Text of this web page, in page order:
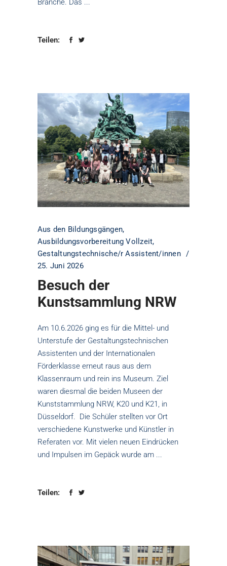
Branche. Das
Teilen:
Aus den Bildungsgängen,
Ausbildungsvorbereitung Vollzeit,
Gestaltungstechnische/r Assistent/innen
25. Juni 2026
Besuch der
Kunstsammlung NRW
Am 10.6.2026 ging es für die Mittel- und
Unterstufe der Gestaltungstechnischen
Assistenten und der Internationalen
Förderklasse erneut raus aus dem
Klassenraum und rein ins Museum. Ziel
waren diesmal die beiden Museen der
Kunststammlung NRW, K20 und K21, in
Düsseldorf. Die Schüler stellten vor Ort
verschiedene Kunstwerke und Künstler in
Referaten vor. Mit vielen neuen Eindrücken
und Impulsen im Gepäck wurde am
Teilen: